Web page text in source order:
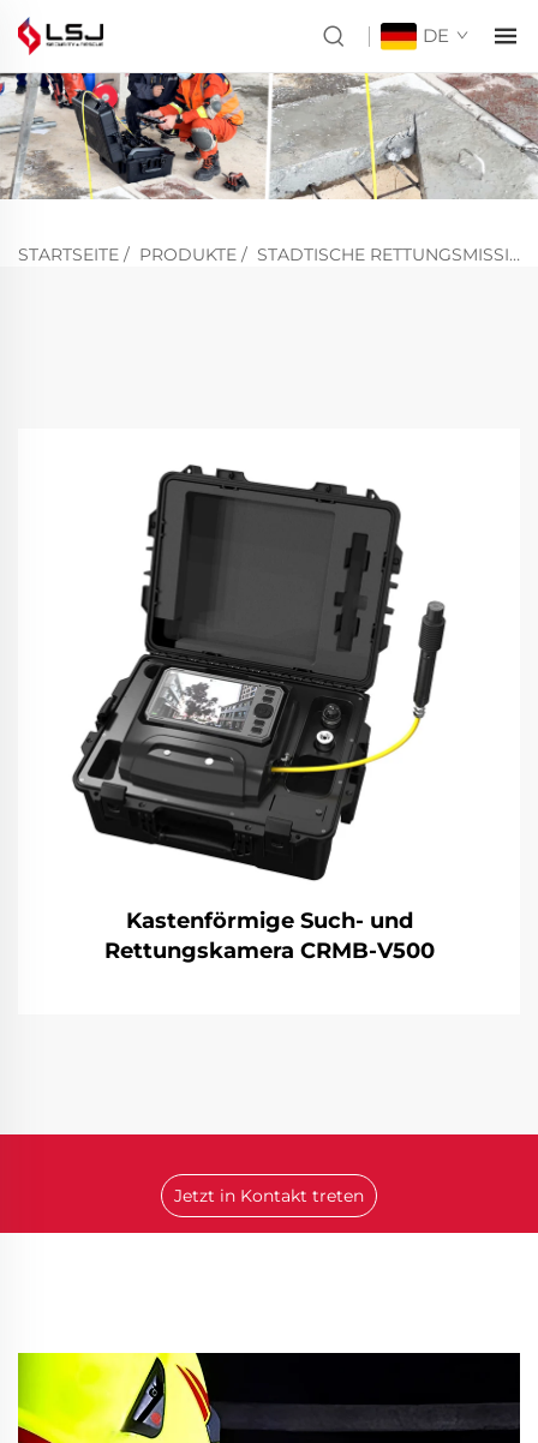
DE
STARTSEITE / PRODUKTE / STADTISCHE RETTUNGSMISSIONEN
Kastenförmige Such- und
Rettungskamera CRMB-V500
Jetzt in Kontakt treten